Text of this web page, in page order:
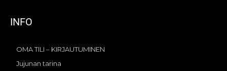
INFO
OMA TILI – KIRJAUTUMINEN
Jujunan tarina